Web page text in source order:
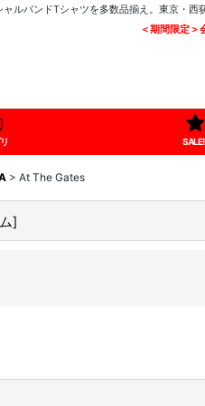
ルバンドTシャツを多数品揃え。東京・西
＜期間限定＞
> At The Gates
]